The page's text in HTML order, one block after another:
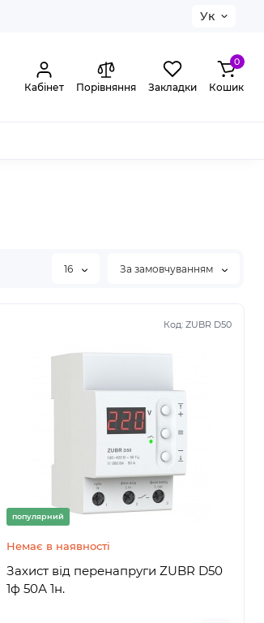
Ук
Кабінет Порівняння Закладки
0
Кошик
16 За замовчуванням
Код: ZUBR D50
популярний
Немає в наявності
Захист від перенапруги ZUBR D50
1ф 50А 1н.